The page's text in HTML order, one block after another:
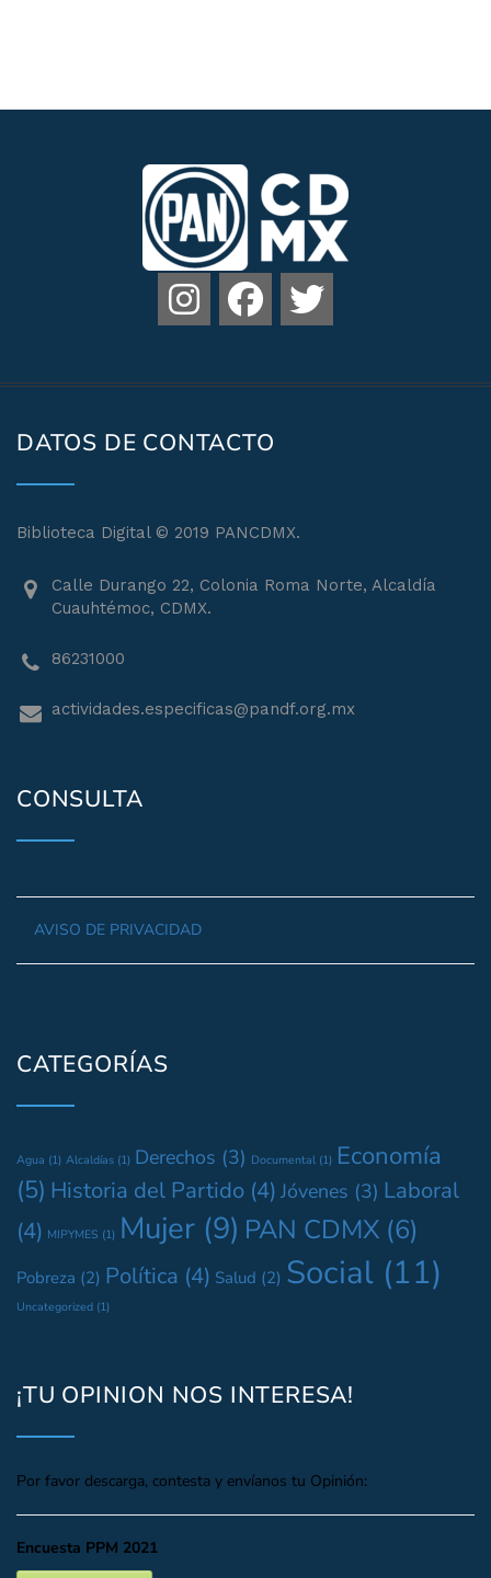
DATOS DE CONTACTO
Biblioteca Digital © 2019 PANCDMX.
Calle Durango 22, Colonia Roma Norte, Alcaldía
Cuauhtémoc, CDMX.
86231000
actividades.especificas@pandf.org.mx
CONSULTA
AVISO DE PRIVACIDAD
CATEGORÍAS
Agua (1) Alcaldías (1) Derechos (3) Documental (1) Economía
(5) Historia del Partido (4) Jóvenes (3) Laboral
(4) MIPYMES (1) Mujer (9) PAN CDMX (6)
Pobreza (2) Política (4) Salud (2) Social (11)
Uncategorized (1)
¡TU OPINION NOS INTERESA!
Por favor descarga, contesta y envíanos tu Opinión:
Encuesta PPM 2021